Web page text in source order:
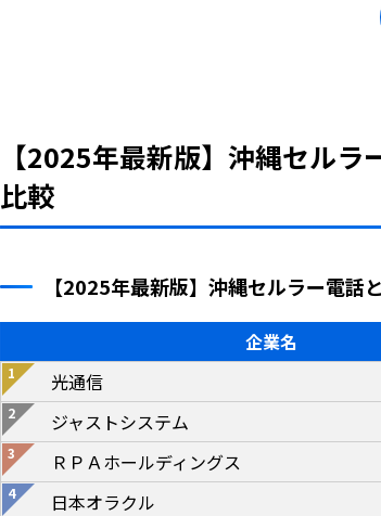
【2025年最新版】沖縄セル
比較
【2025年最新版】沖縄セルラー電話
企業名
光通信
ジャストシステム
ＲＰＡホールディングス
日本オラクル